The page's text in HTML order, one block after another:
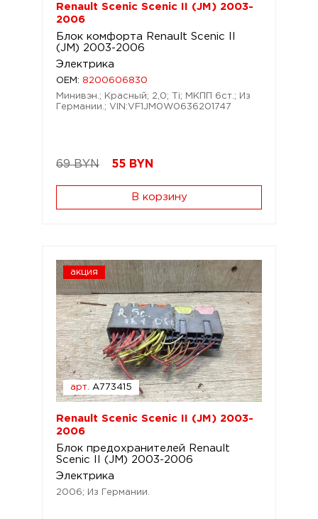
Renault Scenic Scenic II (JM) 2003-
2006
Блок комфорта Renault Scenic II
(JM) 2003-2006
Электрика
OEM: 8200606830
Минивэн.; Красный; 2,0; Ti; МКПП 6ст.; Из
Германии.; VIN:VF1JM0W0636201747
69 BYN 55 BYN
В корзину
акция
арт. A773415
Renault Scenic Scenic II (JM) 2003-
2006
Блок предохранителей Renault
Scenic II (JM) 2003-2006
Электрика
2006; Из Германии.